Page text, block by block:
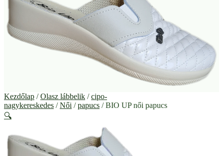
Kezdőlap /Olasz lábbelik /cipo-
nagykereskedes /Női /papucs / BIO UP női papucs
🔍